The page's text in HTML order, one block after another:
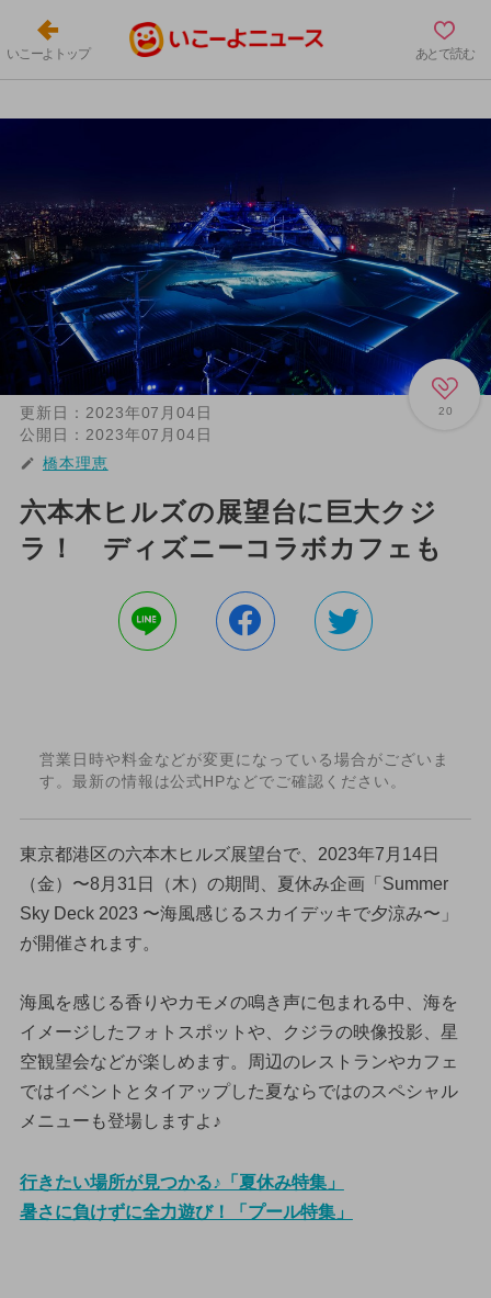
いこーよトップ あとで読む
20
更新日： 2023年07月04日
公開日： 2023年07月04日
橋本理恵
六本木ヒルズの展望台に巨大クジ
ラ！ ディズニーコラボカフェも
営業日時や料金などが変更になっている場合がございま
す。最新の情報は公式HPなどでご確認ください。
東京都港区の六本木ヒルズ展望台で、2023年7月14日
（金）〜8月31日（木）の期間、夏休み企画「Summer
Sky Deck 2023 〜海風感じるスカイデッキで夕涼み〜」
が開催されます。
海風を感じる香りやカモメの鳴き声に包まれる中、海を
イメージしたフォトスポットや、クジラの映像投影、星
空観望会などが楽しめます。周辺のレストランやカフェ
ではイベントとタイアップした夏ならではのスペシャル
メニューも登場しますよ♪
行きたい場所が見つかる♪「夏休み特集」
暑さに負けずに全力遊び！「プール特集」